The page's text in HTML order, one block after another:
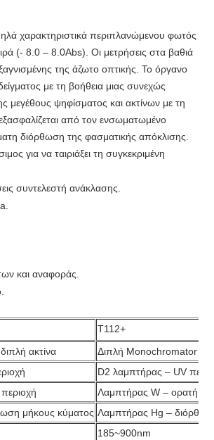
χαρακτηριστικά περιπλανώμενου φωτός
(- 8.0 – 8.0Abs). Οι μετρήσεις στα βαθιά
της άζωτο οπτικής. Το όργανο
με τη βοήθεια μιας συνεχώς
μεγέθους ψηφίσματος και ακτίνων με τη
από τον ενσωματωμένο
διόρθωση της φασματικής απόκλισης.
για να ταιριάξει τη συγκεκριμένη
συντελεστή ανάκλασης.
και αναφοράς.
T112+
ακτίνα
Διπλή Monochromator
D2 λαμπτήρας – UV
Λαμπτήρας W – ορατή
μήκους κύματος Λαμπτήρας Hg –
185~900nm